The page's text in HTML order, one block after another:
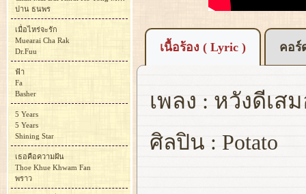
เนื้อร้อง ( Lyric ) คอร์
เพลง : หวังดีเส
ศิลปิน : Potato
ปาน ธนพร
เมื่อไหร่จะรัก
Muearai Cha Rak
Dr.Fuu
ฟ้า
Fa
Basher
5 Years
5 Years
Shining Star
เธอคือความฝัน
Thoe Khue Khwam Fan
พราว